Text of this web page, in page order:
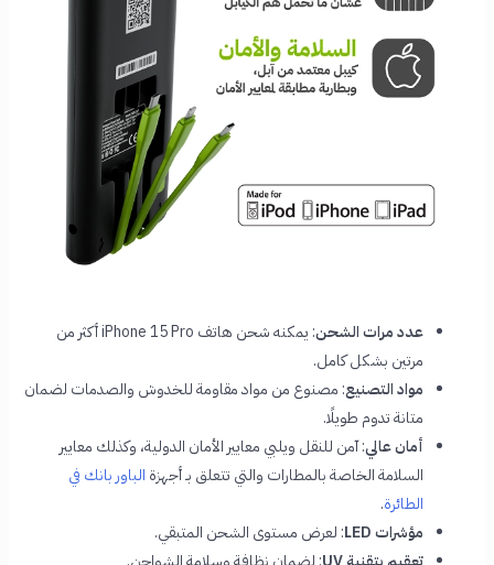
عدد مرات الشحن
: يمكنه شحن هاتف iPhone 15 Pro أكثر من
مرتين بشكل كامل.
مواد التصنيع: مصنوع من مواد مقاومة للخدوش والصدمات لضمان
متانة تدوم طويلًا.
أمان عالي: آمن للنقل ويلبي معايير الأمان الدولية، وكذلك معايير
السلامة الخاصة بالمطارات والتي تتعلق بـ أجهزة الباور بانك في
الطائرة.
مؤشرات LED
: لعرض مستوى الشحن المتبقي.